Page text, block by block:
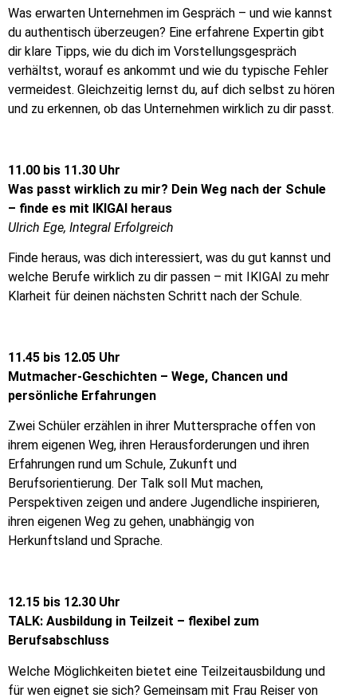
Was erwarten Unternehmen im Gespräch – und wie kannst
du authentisch überzeugen? Eine erfahrene Expertin gibt
dir klare Tipps, wie du dich im Vorstellungsgespräch
verhältst, worauf es ankommt und wie du typische Fehler
vermeidest. Gleichzeitig lernst du, auf dich selbst zu hören
und zu erkennen, ob das Unternehmen wirklich zu dir passt.
11.00 bis 11.30 Uhr
Was passt wirklich zu mir? Dein Weg nach der Schule
– finde es mit IKIGAI heraus
Ulrich Ege, Integral Erfolgreich
Finde heraus, was dich interessiert, was du gut kannst und
welche Berufe wirklich zu dir passen – mit IKIGAI zu mehr
Klarheit für deinen nächsten Schritt nach der Schule.
11.45 bis 12.05 Uhr
Mutmacher-Geschichten – Wege, Chancen und
persönliche Erfahrungen
Zwei Schüler erzählen in ihrer Muttersprache offen von
ihrem eigenen Weg, ihren Herausforderungen und ihren
Erfahrungen rund um Schule, Zukunft und
Berufsorientierung. Der Talk soll Mut machen,
Perspektiven zeigen und andere Jugendliche inspirieren,
ihren eigenen Weg zu gehen, unabhängig von
Herkunftsland und Sprache.
12.15 bis 12.30 Uhr
TALK: Ausbildung in Teilzeit – flexibel zum
Berufsabschluss
Welche Möglichkeiten bietet eine Teilzeitausbildung und
für wen eignet sie sich? Gemeinsam mit Frau Reiser von